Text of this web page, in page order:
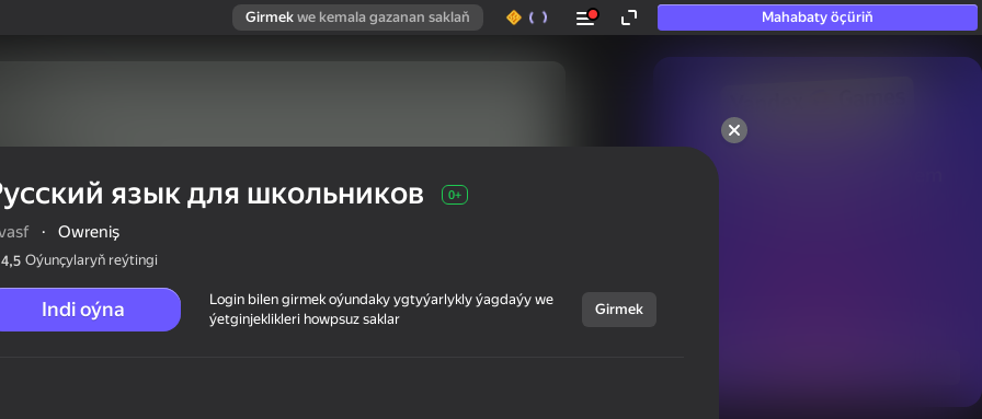
Girmek we kemala gazanan saklaň Mahabaty öçüriň
hatda «oýnamayanlar» hem
язык для школьников 0+
· Оwreniş
4,5 Oýunçylaryň reýtingi
Indi oýna
Login bilen girmek oýundaky ygtyýarlykly ýagdaýy we
ýetginjeklikleri howpsuz saklar
Girmek